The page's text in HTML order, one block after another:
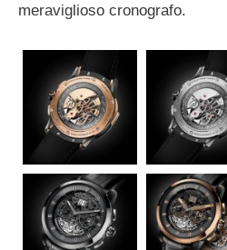
meraviglioso cronografo.